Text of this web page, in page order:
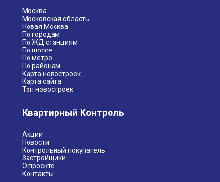
Москва
Московская область
Новая Москва
По городам
По ЖД станциям
По шоссе
По метро
По районам
Карта новостроек
Карта сайта
Топ новостроек
Квартирный Контроль
Акции
Новости
Контрольный покупатель
Застройщики
О проекте
Контакты